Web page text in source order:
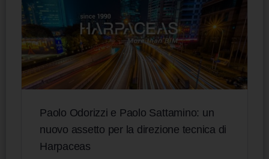
Paolo Odorizzi e Paolo Sattamino: un
nuovo assetto per la direzione tecnica di
Harpaceas